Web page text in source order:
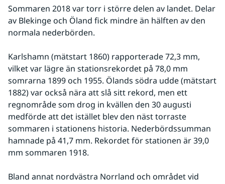
Sommaren 2018 var torr i större delen av landet. Delar
av Blekinge och Öland fick mindre än hälften av den
normala nederbörden.
Karlshamn (mätstart 1860) rapporterade 72,3 mm,
vilket var lägre än stationsrekordet på 78,0 mm
somrarna 1899 och 1955. Ölands södra udde (mätstart
1882) var också nära att slå sitt rekord, men ett
regnområde som drog in kvällen den 30 augusti
medförde att det istället blev den näst torraste
sommaren i stationens historia. Nederbördssumman
hamnade på 41,7 mm. Rekordet för stationen är 39,0
mm sommaren 1918.
Bland annat nordvästra Norrland och området vid